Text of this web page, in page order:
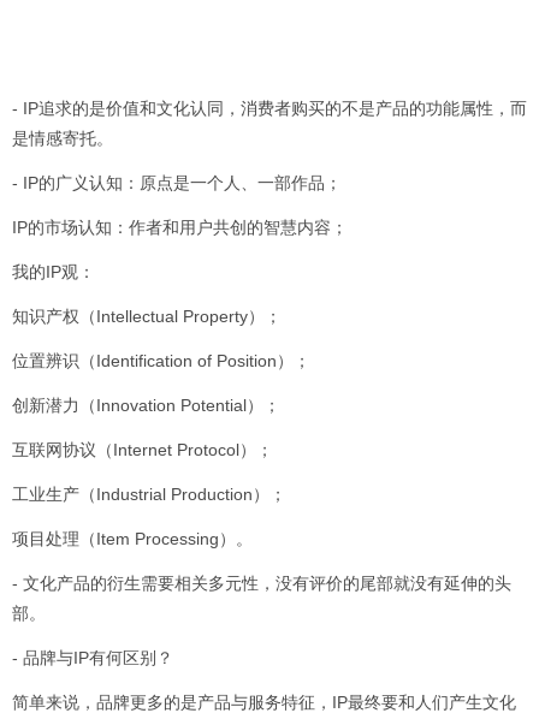
- IP追求的是价值和文化认同，消费者购买的不是产品的功能属性，而
是情感寄托。
- IP的广义认知：原点是一个人、一部作品；
IP的市场认知：作者和用户共创的智慧内容；
我的IP观：
知识产权（Intellectual Property）；
位置辨识（Identification of Position）；
创新潜力（Innovation Potential）；
互联网协议（Internet Protocol）；
工业生产（Industrial Production）；
项目处理（Item Processing）。
- 文化产品的衍生需要相关多元性，没有评价的尾部就没有延伸的头
部。
- 品牌与IP有何区别？
简单来说，品牌更多的是产品与服务特征，IP最终要和人们产生文化